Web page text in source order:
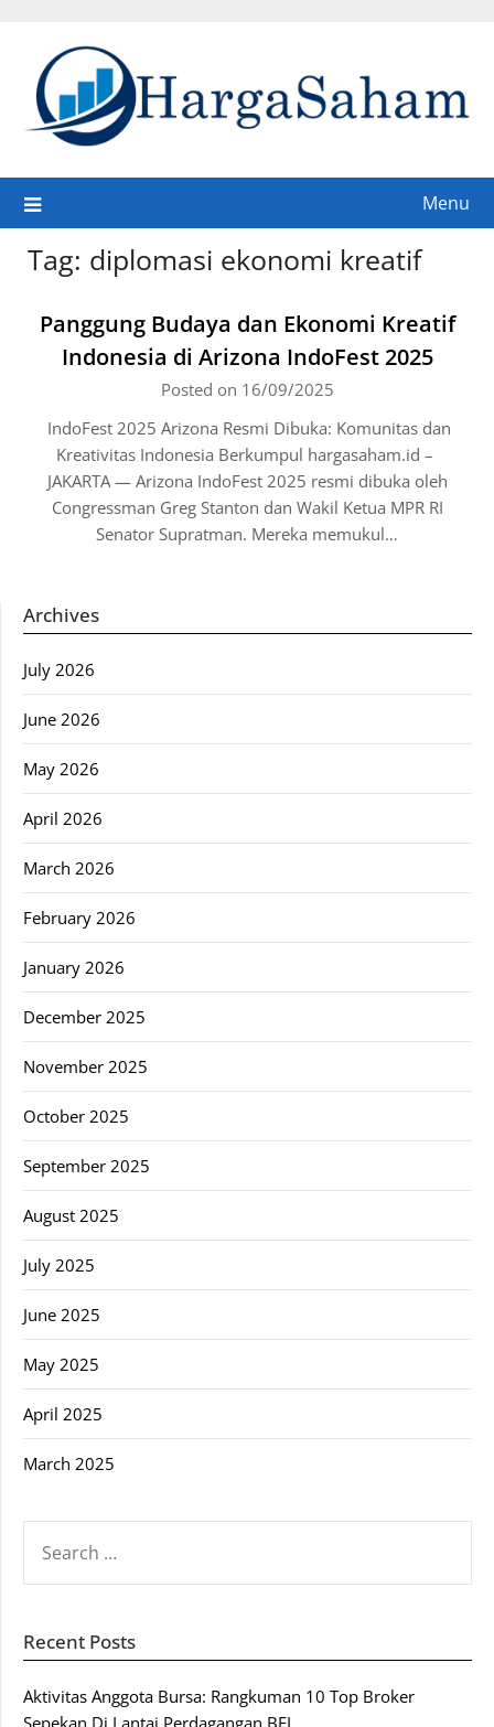
content
Menu
Tag: diplomasi ekonomi kreatif
Panggung Budaya dan Ekonomi Kreatif
Indonesia di Arizona IndoFest 2025
Posted on 16/09/2025
IndoFest 2025 Arizona Resmi Dibuka: Komunitas dan
Kreativitas Indonesia Berkumpul hargasaham.id –
JAKARTA — Arizona IndoFest 2025 resmi dibuka oleh
Congressman Greg Stanton dan Wakil Ketua MPR RI
Senator Supratman. Mereka memukul…
Archives
July 2026
June 2026
May 2026
April 2026
March 2026
February 2026
January 2026
December 2025
November 2025
October 2025
September 2025
August 2025
July 2025
June 2025
May 2025
April 2025
March 2025
FOR:
Recent Posts
Aktivitas Anggota Bursa: Rangkuman 10 Top Broker